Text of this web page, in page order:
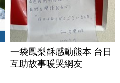
一袋鳳梨酥感動熊本 台日
互助故事暖哭網友